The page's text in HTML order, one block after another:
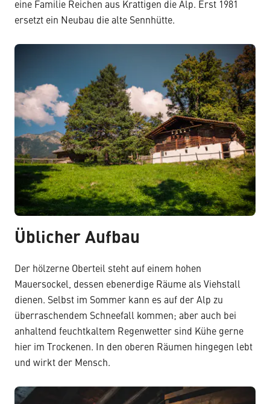
eine Familie Reichen aus Krattigen die Alp. Erst 1981
ersetzt ein Neubau die alte Sennhütte.
Üblicher Aufbau
Der hölzerne Oberteil steht auf einem hohen
Mauersockel, dessen ebenerdige Räume als Viehstall
dienen. Selbst im Sommer kann es auf der Alp zu
überraschendem Schneefall kommen; aber auch bei
anhaltend feuchtkaltem Regenwetter sind Kühe gerne
hier im Trockenen. In den oberen Räumen hingegen lebt
und wirkt der Mensch.